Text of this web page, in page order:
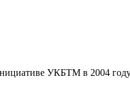
УКБТМ в 2004